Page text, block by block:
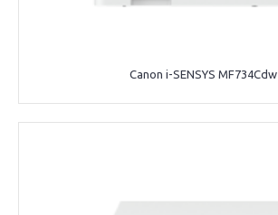
Canon i-SENSYS MF734Cdw